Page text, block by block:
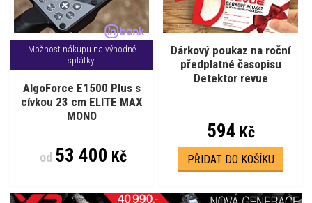
Možnost nákupu na výhodné
splátky!
AlgoForce E1500 Plus s
cívkou 23 cm ELITE MAX
MONO
od53 400 Kč
Dárkový poukaz na roční
předplatné časopisu
Detektor revue
594 Kč
PŘIDAT DO KOŠÍKU